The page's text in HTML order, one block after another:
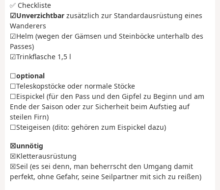
✅ Checkliste
☑︎Unverzichtbar zusätzlich zur Standardausrüstung eines
Wanderers
☑︎Helm (wegen der Gämsen und Steinböcke unterhalb des
Passes)
☑︎Trinkflasche 1,5 l
☐optional
☐Teleskopstöcke oder normale Stöcke
☐Eispickel (für den Pass und den Gipfel zu Beginn und am
Ende der Saison oder zur Sicherheit beim Aufstieg auf
steilen Firn)
☐Steigeisen (dito: gehören zum Eispickel dazu)
☒unnötig
☒Kletterausrüstung
☒Seil (es sei denn, man beherrscht den Umgang damit
perfekt, ohne Gefahr, seine Seilpartner mit sich zu reißen)